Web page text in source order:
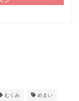
むくみ めまい